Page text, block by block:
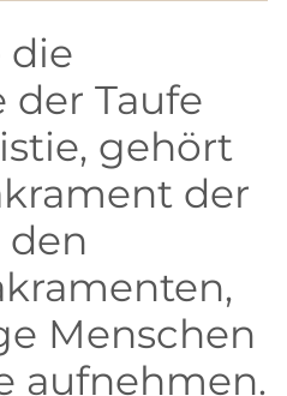
die
der Taufe
gehört
der
Menschen
aufnehmen.